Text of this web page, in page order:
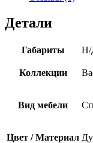
дверный
3
зеркала
Детали
Габариты Н/
Коллекции
Вид мебели
Цвет / Материал